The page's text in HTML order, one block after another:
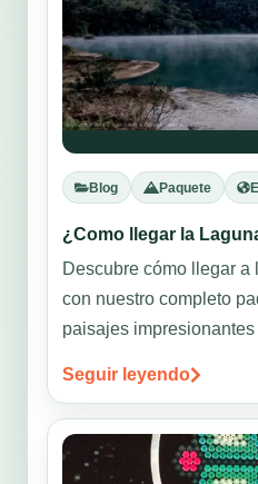
Blog Paquete
¿Como llegar la
Descubre cómo llegar a
con nuestro completo
paisajes
Seguir leyendo